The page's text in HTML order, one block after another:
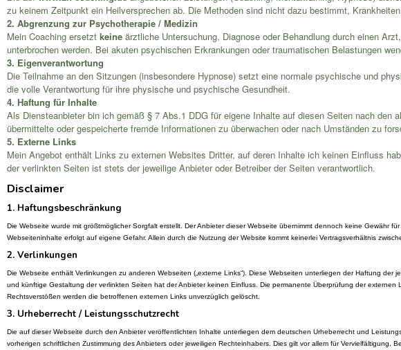
zu keinem Zeitpunkt ein Heilversprechen ab. Die Methoden sind nicht dazu bestimmt,
2. Abgrenzung zur Psychotherapie / Medizin
Mein Coaching ersetzt keine ärztliche Untersuchung, Diagnose oder Behandlung durch einen
unterbrochen werden. Bei akuten psychischen Erkrankungen oder traumatischen Belastungen
3. Eigenverantwortung
Die Teilnahme an den Sitzungen (insbesondere Hypnose) setzt eine normale psychische und
die volle Verantwortung für ihre physische und psychische Gesundheit.
4. Haftung für Inhalte
Als Diensteanbieter bin ich gemäß § 7 Abs.1 DDG für eigene Inhalte auf diesen Seiten nach
übermittelte oder gespeicherte fremde Informationen zu überwachen oder nach Umständen zu
5. Externe Links
Mein Angebot enthält Links zu externen Websites Dritter, auf deren Inhalte ich keinen Einfluss
der verlinkten Seiten ist stets der jeweilige Anbieter oder Betreiber der Seiten verantwortlich.
Disclaimer
1. Haftungsbeschränkung
Die Webseite wurde mit größtmöglicher Sorgfalt erstellt. Der Anbieter dieser Webseite übernimmt dennoch keine Gewähr
Webseiteninhalte erfolgt auf eigene Gefahr. Allein durch die Nutzung der Website kommt keinerlei Vertragsverhältnis
2. Verlinkungen
Die Webseite enthält Verlinkungen zu anderen Webseiten („externe Links“). Diese Webseiten unterliegen der Haftung
und künftige Gestaltung der verlinkten Seiten hat der Anbieter keinen Einfluss. Die permanente Überprüfung der
Rechtsverstößen werden die betroffenen externen Links unverzüglich gelöscht.
3. Urheberrecht / Leistungsschutzrecht
Die auf dieser Webseite durch den Anbieter veröffentlichten Inhalte unterliegen dem deutschen Urheberrecht und
vorherigen schriftlichen Zustimmung des Anbieters oder jeweiligen Rechteinhabers. Dies gilt vor allem für